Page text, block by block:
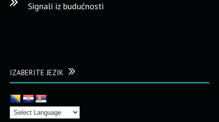
Signali iz budućnosti
IZABERITE JEZIK